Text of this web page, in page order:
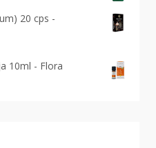
20 cps -
10ml - Flora